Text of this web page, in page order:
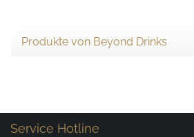
Produkte von Beyond Drinks
Service Hotline